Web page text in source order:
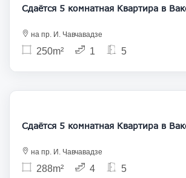
Сдаётся 5 комнатная Квартира в
на пр. И. Чавчавадзе
250m² 1 5
Сдаётся 5 комнатная Квартира в
на пр. И. Чавчавадзе
288m² 4 5